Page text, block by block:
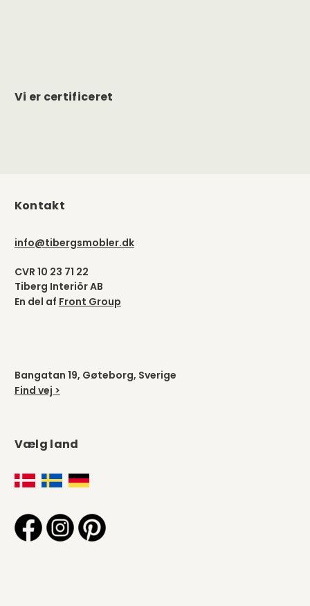
Vi er certificeret
Kontakt
info@tibergsmobler.dk
CVR 10 23 71 22
Tiberg Interiör AB
En del af Front Group
Bangatan 19, Gøteborg, Sverige
Find vej >
Vælg land